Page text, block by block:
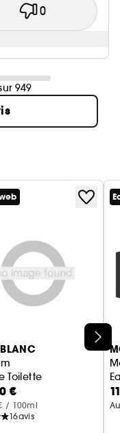
0
949
Toilette
€
/ 100ml
16avis